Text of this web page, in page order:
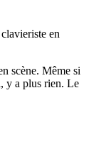
en
scène. Même si
y a plus rien. Le